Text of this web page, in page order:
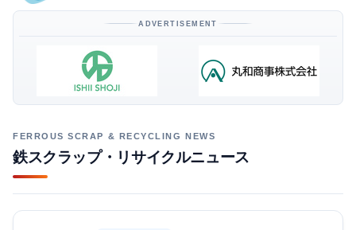
ADVERTISEMENT
鉄スクラップ・リサイクルニュース